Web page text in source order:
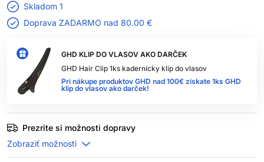
GHD KLIP DO VLASOV AKO DARČEK
GHD Hair Clip 1ks kadernícky klip do vlasov
Pri nákupe produktov GHD nad 100€ získate 1ks GHD
klip do vlasov ako darček!
Skladom 1
Doprava ZADARMO nad 80.00 €
Prezrite si možnosti dopravy